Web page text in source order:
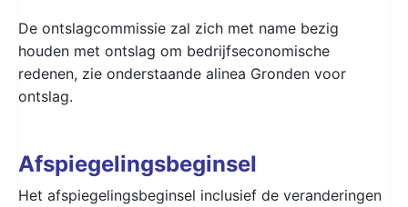
De ontslagcommissie zal zich met name bezig
houden met ontslag om bedrijfseconomische
redenen, zie onderstaande alinea Gronden voor
ontslag.
Afspiegelingsbeginsel
Het afspiegelingsbeginsel inclusief de veranderingen